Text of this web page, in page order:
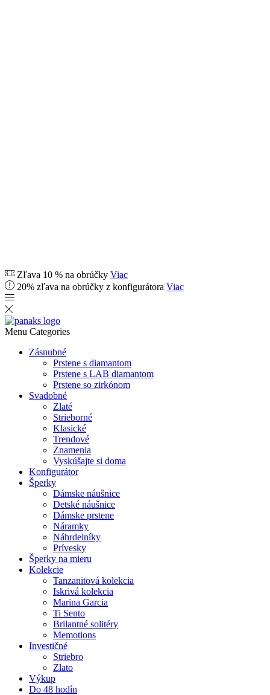
Zľava 10 % na obrúčky Viac
20% zľava na obrúčky z konfigurátora Viac
Menu Categories
Zásnubné
Prstene s diamantom
Prstene s LAB diamantom
Prstene so zirkónom
Svadobné
Zlaté
Strieborné
Klasické
Trendové
Znamenia
Vyskúšajte si doma
Konfigurátor
Šperky
Dámske náušnice
Detské náušnice
Dámske prstene
Náramky
Náhrdelníky
Prívesky
Šperky na mieru
Kolekcie
Tanzanitová kolekcia
Iskrivá kolekcia
Marina Garcia
Ti Sento
Brilantné solitéry
Memotions
Investičné
Striebro
Zlato
Výkup
Do 48 hodín